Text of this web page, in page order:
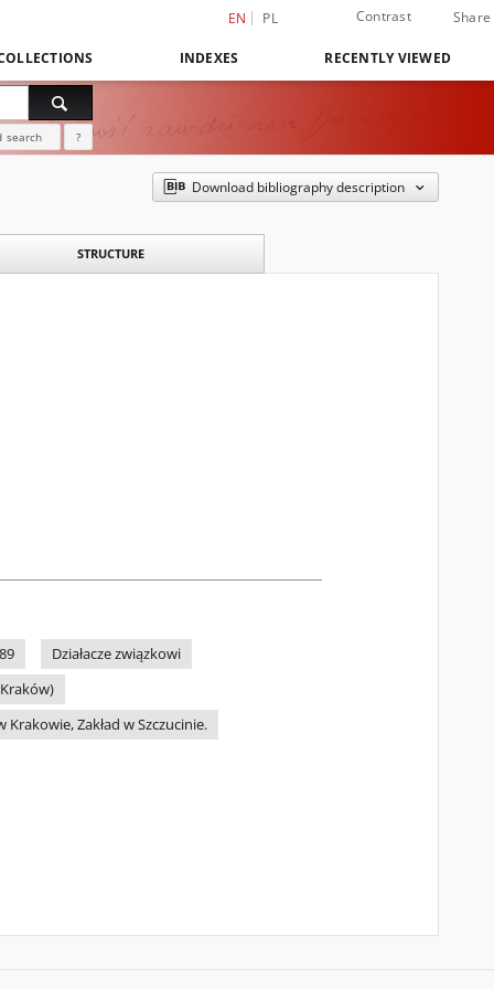
EN PL Contrast Share
INDEXES RECENTLY VIEWED
search ?
Download bibliography description
STRUCTURE
Działacze związkowi
Zakład w Szczucinie.